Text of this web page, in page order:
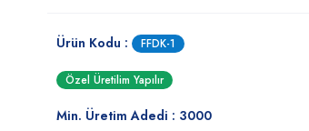
Ürün Kodu : FFDK-1
Özel Üretilim Yapılır
Min. Üretim Adedi : 3000